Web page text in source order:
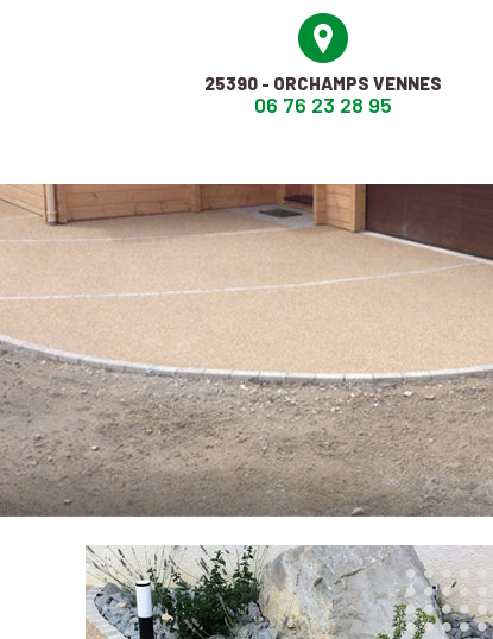
25390 - ORCHAMPS VENNES
06 76 23 28 95